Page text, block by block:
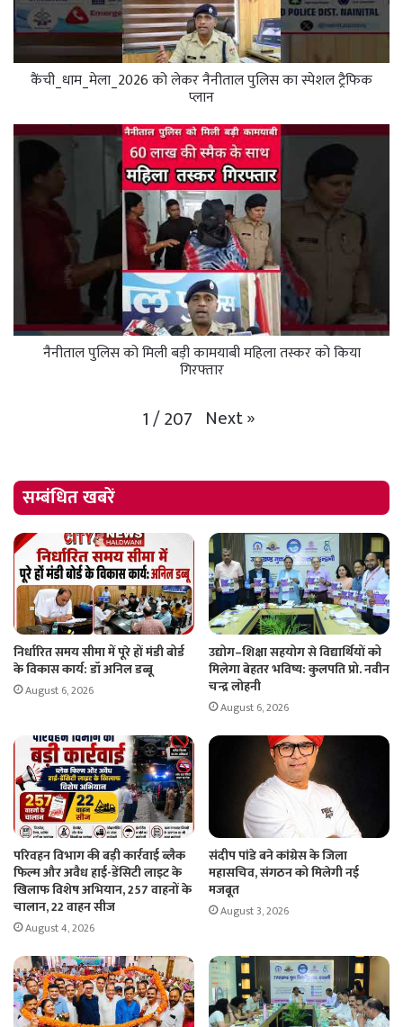
कैंची_धाम_मेला_2026 को लेकर नैनीताल पुलिस का स्पेशल ट्रैफिक
प्लान
नैनीताल पुलिस को मिली बड़ी कामयाबी महिला तस्कर को किया
गिरफ्तार
1/207 Next»
सम्बंधित खबरें
निर्धारित समय सीमा में पूरे हों मंडी बोर्ड
के विकास कार्य: डॉ अनिल डब्बू
August 6, 2026
उद्योग–शिक्षा सहयोग से विद्यार्थियों को
मिलेगा बेहतर भविष्य: कुलपति प्रो. नवीन
चन्द्र लोहनी
August 6, 2026
परिवहन विभाग की बड़ी कार्रवाई ब्लैक
फिल्म और अवैध हाई-डेंसिटी लाइट के
खिलाफ विशेष अभियान, 257 वाहनों के
चालान, 22 वाहन सीज
August 4, 2026
संदीप पांडे बने कांग्रेस के जिला
महासचिव, संगठन को मिलेगी नई
मजबूत
August 3, 2026